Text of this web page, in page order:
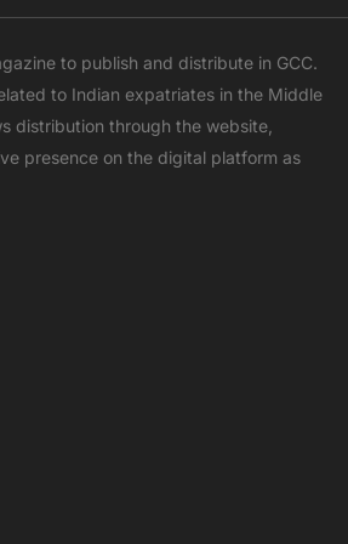
t
w
i
t
t
e
u
t
u
b
e
a
t
s
a
p
p
s
t
a
g
r
a
to publish and distribute in GCC.
to Indian expatriates in the Middle
distribution through the website,
presence on the digital platform as